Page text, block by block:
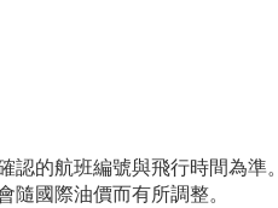
的航班編號與飛行時間為準。
隨國際油價而有所調整。